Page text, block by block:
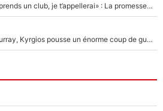
Mercato - OM - «Dès que je prends un club, je t’appellerai» : La promesse de Marcelino au moment de claquer la porte
Victime de racisme contre Murray, Kyrgios pousse un énorme coup de gueule !